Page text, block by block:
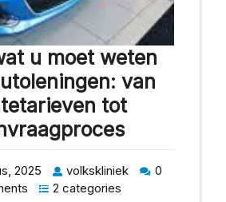
u moet weten
van
tot
2025 volkskliniek
0
2 categories